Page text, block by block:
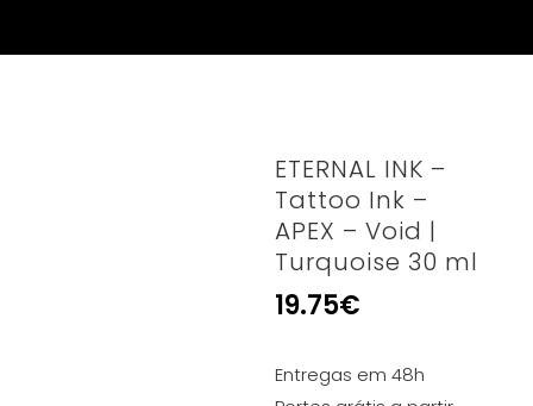
ETERNAL INK –
Tattoo Ink –
APEX – Void |
Turquoise 30 ml
19.75€
Entregas em 48h